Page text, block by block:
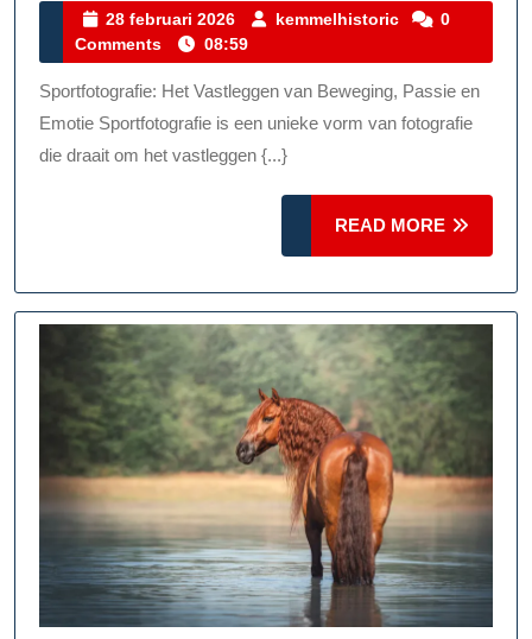
Van
Sportfotografie:
Het
Vastleggen
Van
Beweging
28 februari 2026
28
februari
2026
kemmelhistoric kemmelhistoric
0
Comments
08:59
Sportfotografie: Het Vastleggen van Beweging, Passie en
Emotie Sportfotografie is een unieke vorm van fotografie
die draait om het vastleggen {...}
READ MORE
MORE